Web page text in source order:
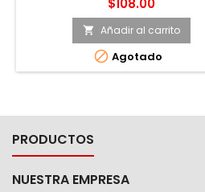
$108.00
 Añadir al carrito
 Agotado
PRODUCTOS
NUESTRA EMPRESA